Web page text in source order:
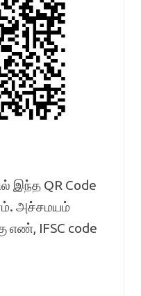
இந்த QR Code
அச்சமயம்
எண், IFSC code